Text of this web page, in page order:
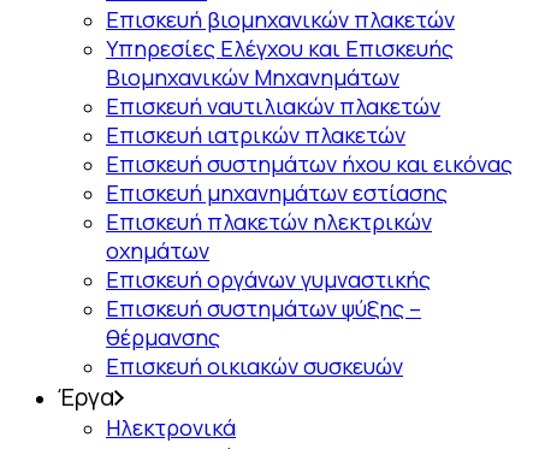
Επισκευή βιομηχανικών πλακετών
Υπηρεσίες Ελέγχου και Επισκευής
Βιομηχανικών Μηχανημάτων
Επισκευή ναυτιλιακών πλακετών
Επισκευή ιατρικών πλακετών
Επισκευή συστημάτων ήχου και εικόνας
Επισκευή μηχανημάτων εστίασης
Επισκευή πλακετών ηλεκτρικών
οχημάτων
Επισκευή οργάνων γυμναστικής
Επισκευή συστημάτων ψύξης –
θέρμανσης
Επισκευή οικιακών συσκευών
Έργα
Ηλεκτρονικά